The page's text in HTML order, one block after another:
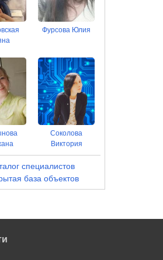
Фурсова Юлия
Соколова
Виктория
специалистов
база объектов